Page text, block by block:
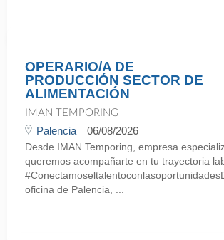
OPERARIO/A DE
PRODUCCIÓN SECTOR DE
ALIMENTACIÓN
IMAN TEMPORING
Palencia 06/08/2026
Desde IMAN Temporing, empresa
queremos acompañarte en tu trayectoria
oficina de Palencia, ...